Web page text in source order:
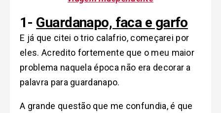
1- Guardanapo, faca e garfo
E já que citei o trio calafrio, começarei por
eles. Acredito fortemente que o meu maior
problema naquela época não era decorar a
palavra para guardanapo.
A grande questão que me confundia, é que